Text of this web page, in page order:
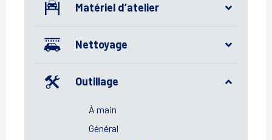
Matériel d’atelier
Nettoyage
Outillage
À main
Général